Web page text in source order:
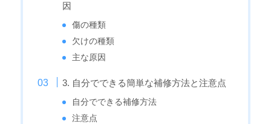
因
傷の種類
欠けの種類
主な原因
3. 自分でできる簡単な補修方法と注意点
自分でできる補修方法
注意点